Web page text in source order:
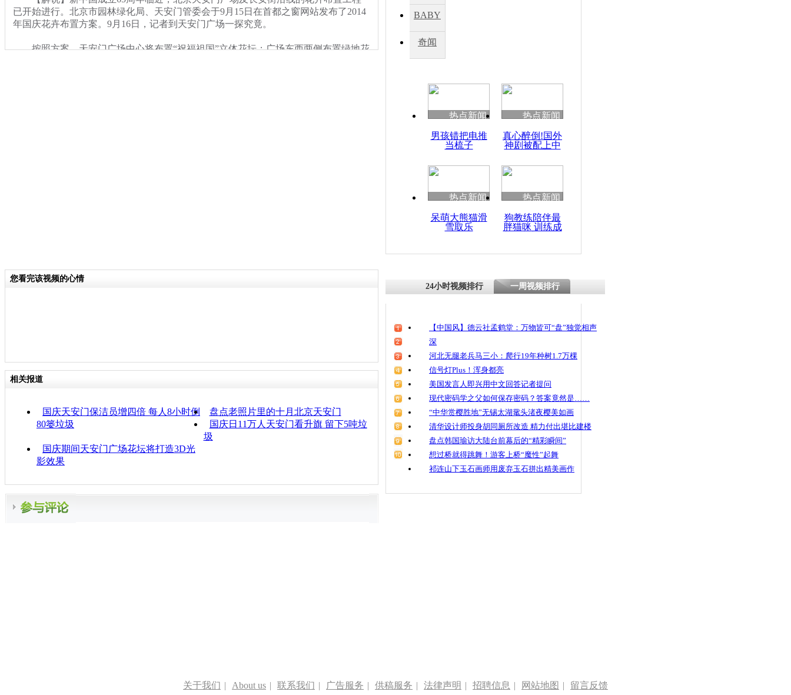
因
度苗族花山节
魂
已开始进行。北京市园林绿化局、天安门管委会于9月15日在首都之窗网站发布了2014
年国庆花卉布置方案。9月16日，记者到天安门广场一探究竟。
按照方案，天安门广场中心将布置“祝福祖国”立体花坛；广场东西两侧布置绿地花
BABY
秀
奇闻
热点新闻
男孩错把电推
当梳子
热点新闻
真心醉倒!国外
神剧被配上中
热点新闻
呆萌大熊猫滑
雪取乐
热点新闻
狗教练陪伴最
胖猫咪 训练成
您看完该视频的心情
相关报道
国庆天安门保洁员增四倍 每人8小时倒
80篓垃圾
盘点老照片里的十月北京天安门
国庆日11万人天安门看升旗 留下5吨垃
圾
国庆期间天安门广场花坛将打造3D光
影效果
24小时视频排行 一周视频排行
【中国风】德云社孟鹤堂：万物皆可“盘”独觉相声
深
河北无腿老兵马三小：爬行19年种树1.7万棵
信号灯Plus！浑身都亮
美国发言人即兴用中文回答记者提问
现代密码学之父如何保存密码？答案竟然是……
“中华赏樱胜地”无锡太湖鼋头渚夜樱美如画
清华设计师投身胡同厕所改造 精力付出堪比建楼
盘点韩国瑜访大陆台前幕后的“精彩瞬间”
想过桥就得跳舞！游客上桥“魔性”起舞
祁连山下玉石画师用废弃玉石拼出精美画作
关于我们 | About us | 联系我们 | 广告服务 | 供稿服务 | 法律声明 | 招聘信息 | 网站地图 | 留言反馈